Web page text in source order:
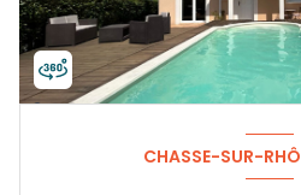
CHASSE-SUR-